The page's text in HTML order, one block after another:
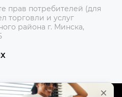
прав потребителей (для
торговли и услуг
района г. Минска,